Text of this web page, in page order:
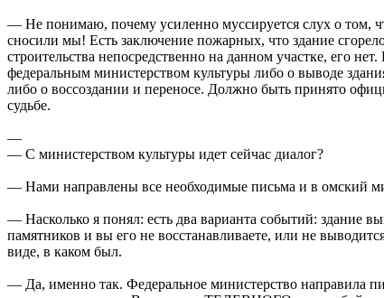
— Не понимаю, почему усиленно муссируется слух о том,
сносили мы! Есть заключение пожарных, что здание
строительства непосредственно на данном участке, его
федеральным министерством культуры либо о выводе
либо о воссоздании и переносе. Должно быть принято
судьбе.
—
— С министерством культуры идет сейчас диалог?
— Нами направлены все необходимые письма и в омский
— Насколько я понял: есть два варианта событий: здание
памятников и вы его не восстанавливаете, или не
виде, в каком был.
— Да, именно так. Федеральное министерство направила